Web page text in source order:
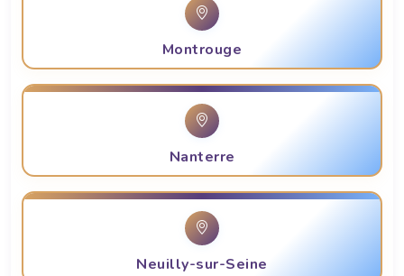
Montrouge
Nanterre
Neuilly-sur-Seine